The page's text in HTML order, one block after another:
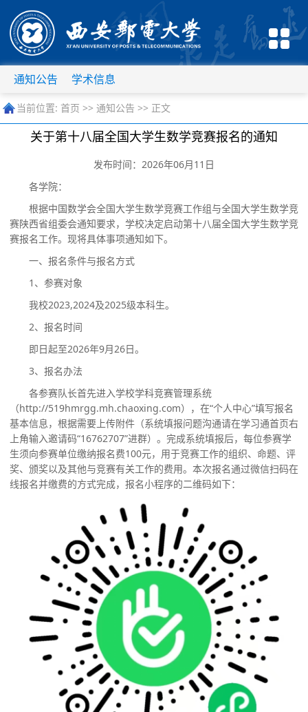
通知公告 学术信息
当前位置: 首页 >> 通知公告 >> 正文
关于第十八届全国大学生数学竞赛报名的通知
发布时间：2026年06月11日
各学院：
根据中国数学会全国大学生数学竞赛工作组与全国大学生数学竞
赛陕西省组委会通知要求， 学校决定启动第十八届全国大学生数学竞
赛报名工作。现将具体事项通知如下。
一、报名条件与报名方式
1、参赛对象
我校2023,2024及2025级本科生。
2、报名时间
即日起至2026年9月26日。
3、报名办法
各参赛队长首先进入学校学科竞赛管理系统
（http://519hmrgg.mh.chaoxing.com），在“个人中心”填写报名
基本信息，根据需要上传附件（系统填报问题沟通请在学习通首页右
上角输入邀请码“16762707”进群）。完成系统填报后， 每位参赛学
生须向参赛单位缴纳报名费100元，用于竞赛工作的组织、命题、评
奖、颁奖以及其他与竞赛有关工作的费用。本次报名通过微信扫码在
线报名并缴费的方式完成，报名小程序的二维码如下：